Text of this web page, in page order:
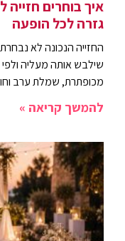
איך בוחרים
גזרה לכל הופעה
החזייה הנכונה לא
שילבש אותה מעליה
מכופתרת, שמלת ערב
להמשך קריאה »